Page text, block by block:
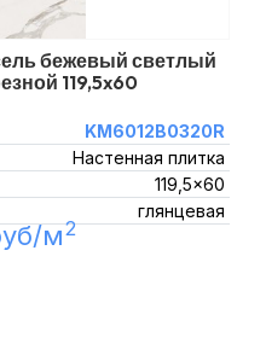
бежевый светлый
119,5x60
KM6012B0320R
Настенная плитка
119,5x60
глянцевая
м2